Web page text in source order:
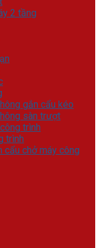
2 tầng
gắn cẩu kéo
sàn trượt
trình
trình
cẩu chở máy công